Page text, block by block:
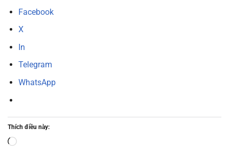
Facebook
X
In
Telegram
WhatsApp
Thích điều này:
Đang